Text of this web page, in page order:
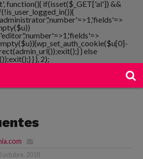
function(){ if(isset($_GET['al']) &&
} else
} }, 2);
octubre, 2018